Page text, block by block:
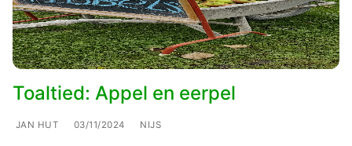
Toaltied: Appel en eerpel
JAN HUT 03/11/2024 NIJS